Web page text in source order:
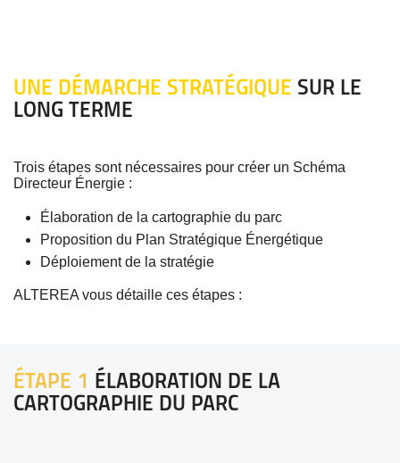
UNE DÉMARCHE STRATÉGIQUE SUR LE
LONG TERME
Trois étapes sont nécessaires pour créer un Schéma
Directeur Énergie :
Élaboration de la cartographie du parc
Proposition du Plan Stratégique Énergétique
Déploiement de la stratégie
ALTEREA vous détaille ces étapes :
ÉTAPE 1 ÉLABORATION DE LA
CARTOGRAPHIE DU PARC